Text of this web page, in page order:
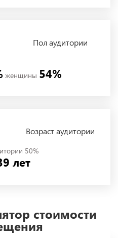
Полаудитории
женщины 54%
Возраст аудитории
50%
лет
стоимости